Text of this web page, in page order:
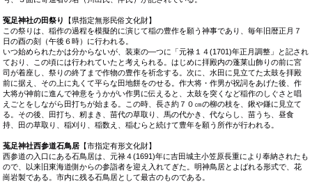
冤足神社の田祭り
【県指定無形民俗文化財】
この祭りは、稲作の過程を模擬的に演じて稲の豊作を願う神事であり、毎年旧暦正月７
日の酉の刻（午後６時）に行われる。
いつ始められたかは分からないが、装束の―つに「元禄１４(1701)年正月調整」と記され
ており、この頃には行われていたと考えられる。はじめに拝殿内の蓬莱山飾りの前に宮
司が着座し、祭りの終了まで作物の豊作を祈念する。次に、水田に見立てた太鼓を拝殿
前に据え、その上に丸くて平らな田地餅をのせる。作大将・作男が祝詞をあげた後、作
大将が神前に進んで神意をうかがい作男に伝えると、太鼓を突くなど稲作のしぐさと唱
えごとをしながら田打ちが始まる。この時、長さ約７０㎝の柳の枝を、鍬や鎌に見立て
る。その後、田打ち、籾まき、苗代の草取り、馬の代かき、代ならし、苗うち、昼食
持、田の草取り、稲刈り、稲数え、稲むらと続けて豊年を願う所作が行われる。
菟足神社西参道石鳥居 【市指定有形文化財】
西参道の入口にある石鳥居は、元禄４(1691)年に吉田城主小笠原長重により奉納されたも
ので、以来旧東海道側からの参詣者を迎え入れてぎた。明神鳥居とよばれる形式で、花
崗岩製である。市内に残る石鳥居として最古のものである。